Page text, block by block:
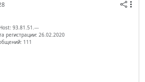
93.81.51.---
регистрации: 26.02.2020
111